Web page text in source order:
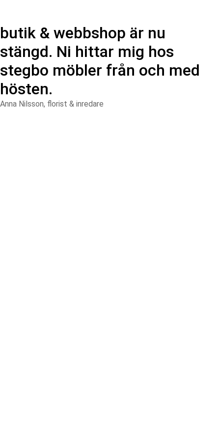
butik & webbshop är nu
stängd. Ni hittar mig hos
stegbo möbler från och med
hösten.
Anna Nilsson, florist & inredare